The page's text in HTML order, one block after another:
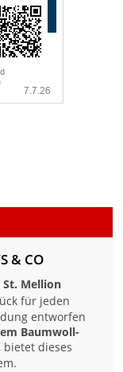
& CO
St. Mellion
für jeden
entworfen
Baumwoll-
bietet dieses